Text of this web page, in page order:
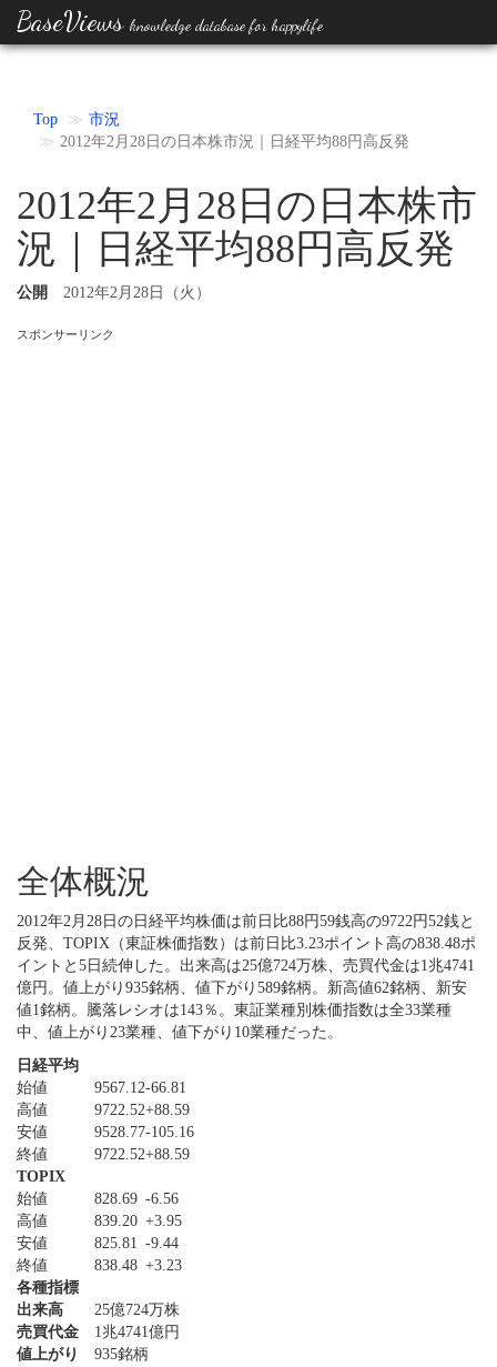
BaseViews knowledge database for happylife
Top
市況
2012年2月28日の日本株市況｜日経平均88円高反発
2012年2月28日の日本株市
況｜日経平均88円高反発
公開 2012年2月28日（火）
スポンサーリンク
全体概況
2012年2月28日の日経平均株価は前日比88円59銭高の9722円52銭と
反発、TOPIX（東証株価指数）は前日比3.23ポイント高の838.48ポ
イントと5日続伸した。出来高は25億724万株、売買代金は1兆4741
億円。値上がり935銘柄、値下がり589銘柄。新高値62銘柄、新安
値1銘柄。騰落レシオは143％。東証業種別株価指数は全33業種
中、値上がり23業種、値下がり10業種だった。
日経平均
始値
9567.12-66.81
高値
9722.52+88.59
安値
9528.77-105.16
終値
9722.52+88.59
TOPIX
始値
828.69 -6.56
高値
839.20 +3.95
安値
825.81 -9.44
終値
838.48 +3.23
各種指標
出来高
25億724万株
売買代金
1兆4741億円
値上がり
935銘柄